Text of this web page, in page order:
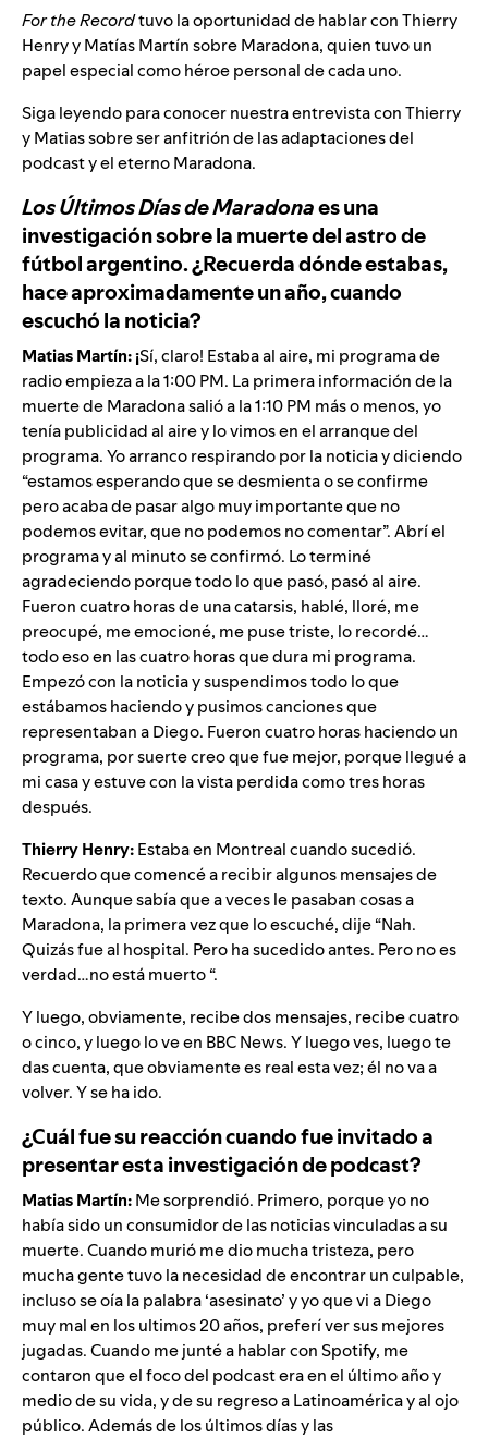
For the Recordtuvo la oportunidad de hablar con Thierry
Henry y Matías Martín sobre Maradona, quien tuvo un
papel especial como héroe personal de cada uno.
Siga leyendo para conocer nuestra entrevista con Thierry
y Matias sobre ser anfitrión de las adaptaciones del
podcast y el eterno Maradona.
Los Últimos Días de Maradonaes una
investigación sobre la muerte del astro de
fútbol argentino. ¿Recuerda dónde estabas,
hace aproximadamente un año, cuando
escuchó la noticia?
Matias Martín: ¡Sí, claro! Estaba al aire, mi programa de
radio empieza a la 1:00 PM. La primera información de la
muerte de Maradona salió a la 1:10 PM más o menos, yo
tenía publicidad al aire y lo vimos en el arranque del
programa. Yo arranco respirando por la noticia y diciendo
“estamos esperando que se desmienta o se confirme
pero acaba de pasar algo muy importante que no
podemos evitar, que no podemos no comentar”. Abrí el
programa y al minuto se confirmó. Lo terminé
agradeciendo porque todo lo que pasó, pasó al aire.
Fueron cuatro horas de una catarsis, hablé, lloré, me
preocupé, me emocioné, me puse triste, lo recordé…
todo eso en las cuatro horas que dura mi programa.
Empezó con la noticia y suspendimos todo lo que
estábamos haciendo y pusimos canciones que
representaban a Diego. Fueron cuatro horas haciendo un
programa, por suerte creo que fue mejor, porque llegué a
mi casa y estuve con la vista perdida como tres horas
después.
Thierry Henry:Estaba en Montreal cuando sucedió.
Recuerdo que comencé a recibir algunos mensajes de
texto. Aunque sabía que a veces le pasaban cosas a
Maradona, la primera vez que lo escuché, dije “Nah.
Quizás fue al hospital. Pero ha sucedido antes. Pero no es
verdad…no está muerto “.
Y luego, obviamente, recibe dos mensajes, recibe cuatro
o cinco, y luego lo ve en BBC News. Y luego ves, luego te
das cuenta, que obviamente es real esta vez; él no va a
volver. Y se ha ido.
¿Cuál fue su reacción cuando fue invitado a
presentar esta investigación de podcast?
Matias Martín:Me sorprendió. Primero, porque yo no
había sido un consumidor de las noticias vinculadas a su
muerte. Cuando murió me dio mucha tristeza, pero
mucha gente tuvo la necesidad de encontrar un culpable,
incluso se oía la palabra ‘asesinato’ y yo que vi a Diego
muy mal en los ultimos 20 años, preferí ver sus mejores
jugadas. Cuando me junté a hablar con Spotify, me
contaron que el foco del podcast era en el último año y
medio de su vida, y de su regreso a Latinoamérica y al ojo
público. Además de los últimos días y las